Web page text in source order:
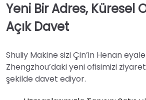
Yeni Bir Adres, Küresel
Açık Davet
Shuliy Makine sizi Çin’in Henan
Zhengzhou’daki yeni ofisimizi
şekilde davet ediyor.